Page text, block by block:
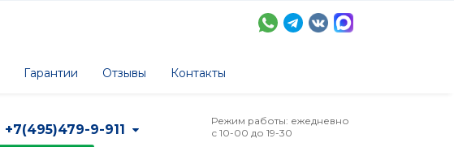
Гарантии Отзывы Контакты
+7(495)479-9-911
Режим работы: ежедневно
с 10-00 до 19-30